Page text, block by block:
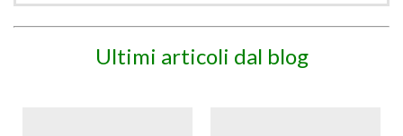
Ultimi articoli dal blog